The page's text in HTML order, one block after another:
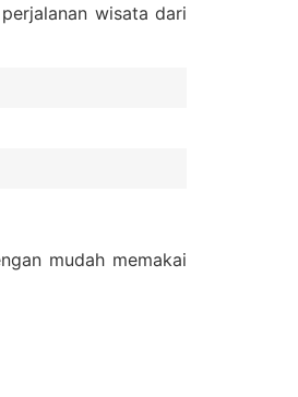
wisata dari
mudah memakai